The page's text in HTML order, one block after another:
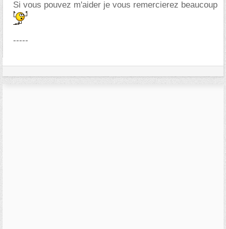
Si vous pouvez m'aider je vous remercierez beaucoup
-----